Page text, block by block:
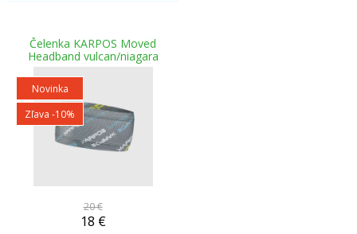
Čelenka KARPOS Moved
Headband vulcan/niagara
Novinka
Zľava -10%
20 €
18 €